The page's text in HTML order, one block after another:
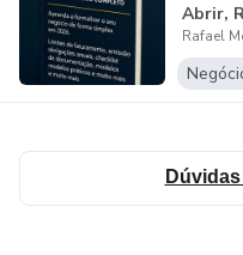
Abrir,